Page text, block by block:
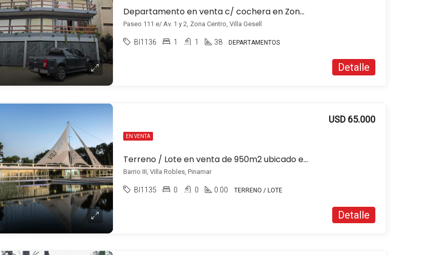
Departamento en venta c/ cochera en Zona Centro
Paseo 111 e/ Av. 1 y 2, Zona Centro, Villa Gesell
BI1136 1 1 38 DEPARTAMENTOS
Detalle
EN VENTA
Terreno / Lote en venta de 950m2 ubicado en Villa Robles
USD 65.000
Barrio III, Villa Robles, Pinamar
BI1135 0 0 0.00 TERRENO / LOTE
Detalle